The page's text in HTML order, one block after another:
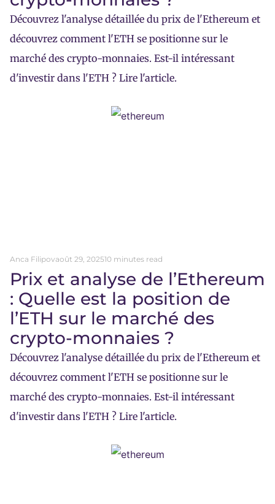
Découvrez l'analyse détaillée du prix de l'Ethereum et
découvrez comment l'ETH se positionne sur le
marché des crypto-monnaies. Est-il intéressant
d'investir dans l'ETH ? Lire l'article.
Anca Filipovaoût 29, 202510 minutes read
Prix et analyse de l’Ethereum
: Quelle est la position de
l’ETH sur le marché des
crypto-monnaies ?
Découvrez l'analyse détaillée du prix de l'Ethereum et
découvrez comment l'ETH se positionne sur le
marché des crypto-monnaies. Est-il intéressant
d'investir dans l'ETH ? Lire l'article.